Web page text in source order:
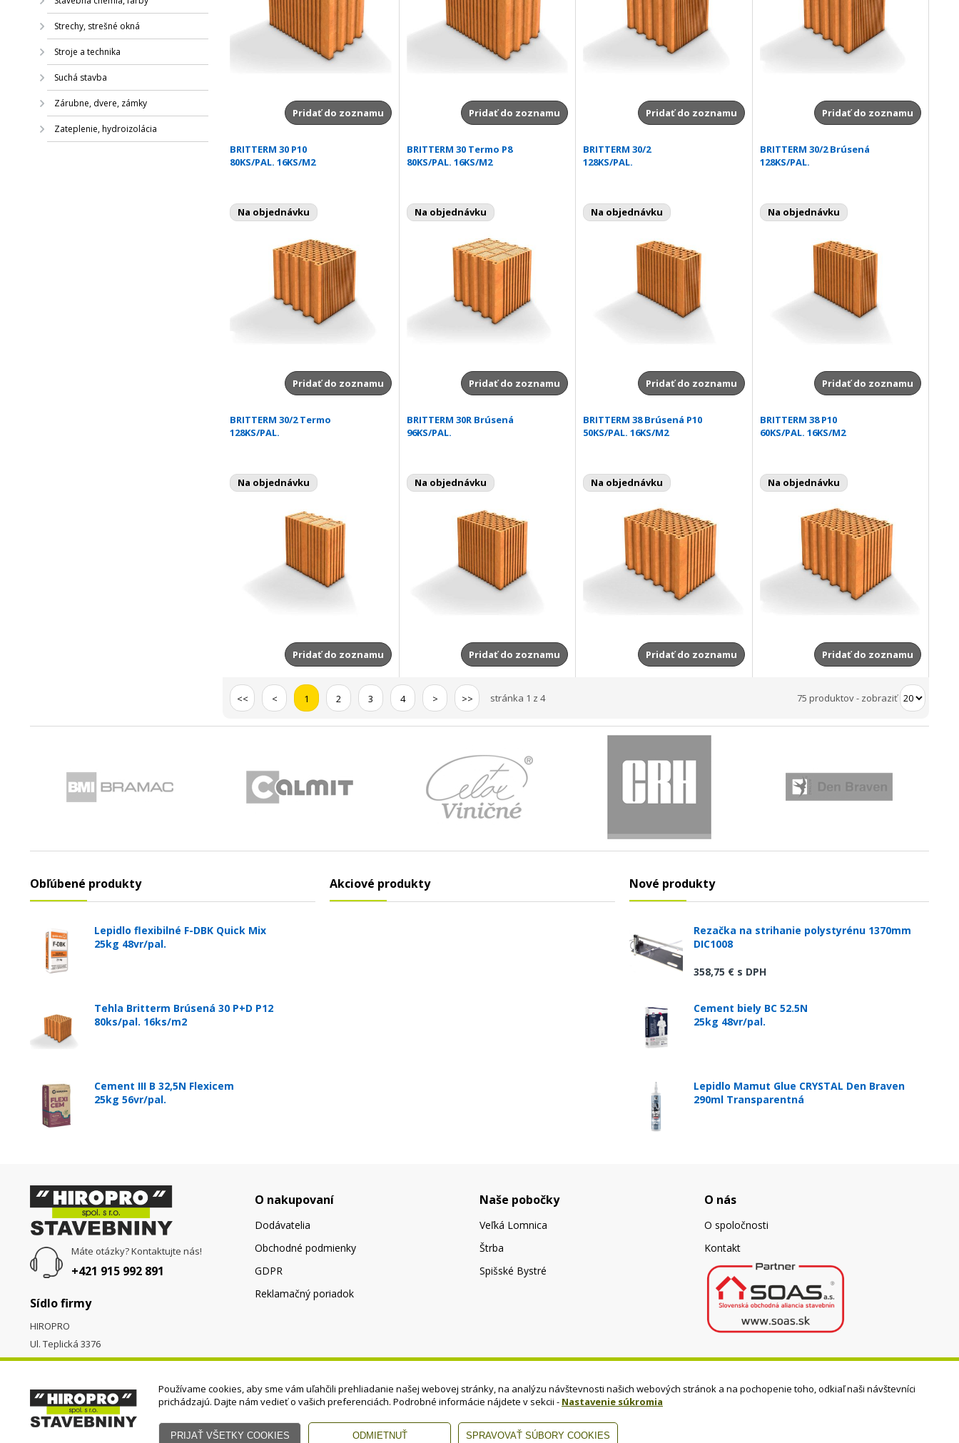
Strechy, strešné okná
Stroje a technika
Suchá stavba
Zárubne, dvere, zámky
Zateplenie, hydroizolácia
Pridať do zoznamu Pridať do zoznamu Pridať do zoznamu Pridať do zoznamu
BRITTERM 30 P10
80KS/PAL. 16KS/M2
Na objednávku
Pridať do zoznamu
BRITTERM 30 Termo P8
80KS/PAL. 16KS/M2
Na objednávku
Pridať do zoznamu
BRITTERM 30/2
128KS/PAL.
Na objednávku
Pridať do zoznamu
BRITTERM 30/2 Brúsená
128KS/PAL.
Na objednávku
Pridať do zoznamu
BRITTERM 30/2 Termo
128KS/PAL.
Na objednávku
Pridať do zoznamu
BRITTERM 30R Brúsená
96KS/PAL.
Na objednávku
Pridať do zoznamu
BRITTERM 38 Brúsená P10
50KS/PAL. 16KS/M2
Na objednávku
Pridať do zoznamu
BRITTERM 38 P10
60KS/PAL. 16KS/M2
Na objednávku
Pridať do zoznamu
<< < 1 2 3 4 > >> stránka 1 z 4 75 produktov- zobraziť
Obľúbené produkty
Lepidlo flexibilné F-DBK Quick Mix
25kg 48vr/pal.
Tehla Britterm Brúsená 30 P+D P12
80ks/pal. 16ks/m2
Cement III B 32,5N Flexicem
25kg 56vr/pal.
Akciové produkty Nové produkty
Rezačka na strihanie polystyrénu 1370mm
DIC1008
358,75 € s DPH
Cement biely BC 52.5N
25kg 48vr/pal.
Lepidlo Mamut Glue CRYSTAL Den Braven
290ml Transparentná
Máte otázky? Kontaktujte nás!
+421 915 992 891
Sídlo firmy
HIROPRO
Ul. Teplická 3376
058 01Poprad
O nakupovaní
Dodávatelia
Obchodné podmienky
GDPR
Reklamačný poriadok
Naše pobočky
Veľká Lomnica
Štrba
Spišské Bystré
O nás
O spoločnosti
Kontakt
Používame cookies, aby sme vám uľahčili prehliadanie našej webovej stránky, na analýzu návštevnosti našich webových stránok a na pochopenie toho, odkiaľ naši návštevníci
prichádzajú. Dajte nám vedieť o vašich preferenciách. Podrobné informácie nájdete v sekcii - Nastavenie súkromia